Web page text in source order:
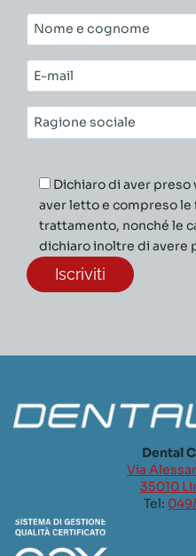
Nome
e
cognome*
E-
mail*
Ragione
sociale*
Dichiaro di aver preso
aver letto e compreso
trattamento, nonché le
dichiaro inoltre di avere
Dental
Via
35010
Tel: